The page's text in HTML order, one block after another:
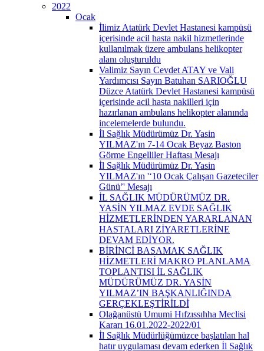
2022
Ocak
İlimiz Atatürk Devlet Hastanesi kampüsü
içerisinde acil hasta nakil hizmetlerinde
kullanılmak üzere ambulans helikopter
alanı oluşturuldu
Valimiz Sayın Cevdet ATAY ve Vali
Yardımcısı Sayın Batuhan SARIOĞLU
Düzce Atatürk Devlet Hastanesi kampüsü
içerisinde acil hasta nakilleri için
hazırlanan ambulans helikopter alanında
incelemelerde bulundu.
İl Sağlık Müdürümüz Dr. Yasin
YILMAZ'ın 7-14 Ocak Beyaz Baston
Görme Engelliler Haftası Mesajı
İl Sağlık Müdürümüz Dr. Yasin
YILMAZ'ın '‘10 Ocak Çalışan Gazeteciler
Günü’' Mesajı
İL SAĞLIK MÜDÜRÜMÜZ DR.
YASİN YILMAZ EVDE SAĞLIK
HİZMETLERİNDEN YARARLANAN
HASTALARI ZİYARETLERİNE
DEVAM EDİYOR.
BİRİNCİ BASAMAK SAĞLIK
HİZMETLERİ MAKRO PLANLAMA
TOPLANTISI İL SAĞLIK
MÜDÜRÜMÜZ DR. YASİN
YILMAZ’IN BAŞKANLIĞINDA
GERÇEKLEŞTİRİLDİ
Olağanüstü Umumi Hıfzıssıhha Meclisi
Kararı 16.01.2022-2022/01
İl Sağlık Müdürlüğümüzce başlatılan hal
hatır uygulaması devam ederken İl Sağlık